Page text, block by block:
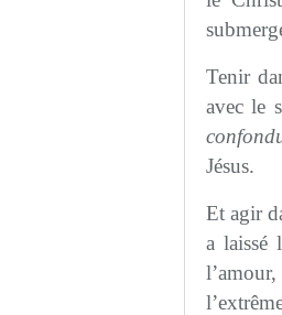
Tenir
avec le
Jésus.
Et agir
a laissé